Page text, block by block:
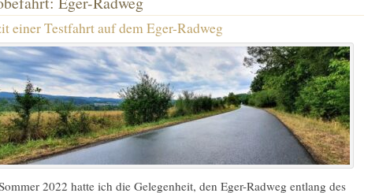
einer Testfahrt auf dem Eger-Radweg
2022 hatte ich die Gelegenheit, den Eger-Radweg entlang des